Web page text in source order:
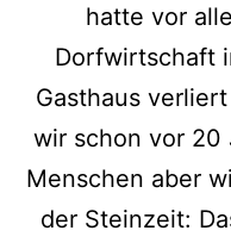
hatte vor
Dorfwirtschaft
Gasthaus
wir schon vor 20
Menschen aber
der Steinzeit: